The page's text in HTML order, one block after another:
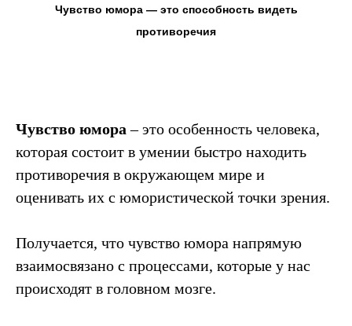
Чувство юмора — это способность видеть
противоречия
Чувство юмора – это особенность человека,
которая состоит в умении быстро находить
противоречия в окружающем мире и
оценивать их с юмористической точки зрения.
Получается, что чувство юмора напрямую
взаимосвязано с процессами, которые у нас
происходят в головном мозге.